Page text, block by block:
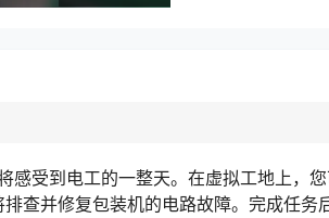
感受到电工的一整天。在虚拟工地上，
查并修复包装机的电路故障。完成任